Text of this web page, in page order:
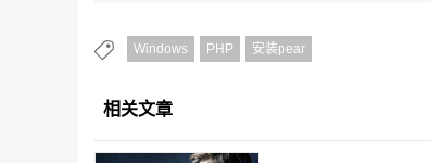
Windows PHP 安装pear
相关文章